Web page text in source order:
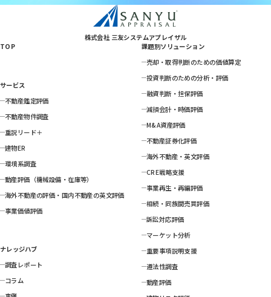
株式会社 三友システムアプレイザル
TOP
サービス
不動産鑑定評価
不動産物件調査
重説リード＋
建物ER
環境系調査
動産評価（機械設備・在庫等）
海外不動産の評価・国内不動産の英文評価
事業価値評価
課題別ソリューション
売却・取得判断のための価値算定
投資判断のための分析・評価
融資判断・担保評価
減損会計・時価評価
M&A資産評価
不動産証券化評価
海外不動産・英文評価
CRE戦略支援
事業再生・再編評価
相続・同族間売買評価
訴訟対応評価
マーケット分析
重要事項説明支援
遵法性調査
動産評価
ナレッジハブ
調査レポート
コラム